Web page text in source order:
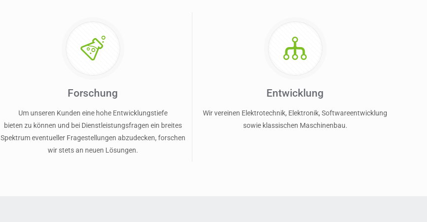
Forschung
Um unseren Kunden eine hohe Entwicklungstiefe
bieten zu können und bei Dienstleistungsfragen ein breites
Spektrum eventueller Fragestellungen abzudecken, forschen
wir stets an neuen Lösungen.
Entwicklung
Wir vereinen Elektrotechnik, Elektronik, Softwareentwicklung
sowie klassischen Maschinenbau.